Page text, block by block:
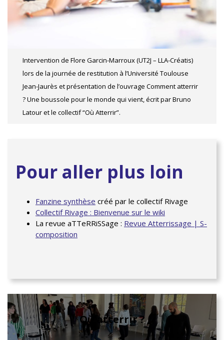
Intervention de Flore Garcin-Marroux (UT2J – LLA-Créatis)
lors de la journée de restitution à l’Université Toulouse
Jean-Jaurès et présentation de l’ouvrage Comment atterrir
? Une boussole pour le monde qui vient, écrit par Bruno
Latour et le collectif “Où Atterrir”.
Pour aller plus loin
Fanzine synthèse créé par le collectif Rivage
Collectif Rivage : Bienvenue sur le wiki
La revue aTTeRRiSSage : Revue Atterrissage | S-
composition
Où atterrir ?